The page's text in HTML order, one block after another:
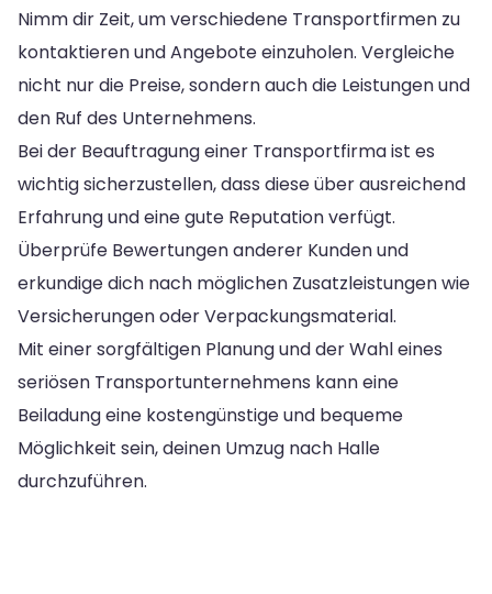
Nimm dir Zeit, um verschiedene Transportfirmen zu
kontaktieren und Angebote einzuholen. Vergleiche
nicht nur die Preise, sondern auch die Leistungen und
den Ruf des Unternehmens.
Bei der Beauftragung einer Transportfirma ist es
wichtig sicherzustellen, dass diese über ausreichend
Erfahrung und eine gute Reputation verfügt.
Überprüfe Bewertungen anderer Kunden und
erkundige dich nach möglichen Zusatzleistungen wie
Versicherungen oder Verpackungsmaterial.
Mit einer sorgfältigen Planung und der Wahl eines
seriösen Transportunternehmens kann eine
Beiladung eine kostengünstige und bequeme
Möglichkeit sein, deinen Umzug nach Halle
durchzuführen.